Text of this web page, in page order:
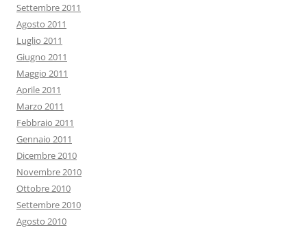
Settembre 2011
Agosto 2011
Luglio 2011
Giugno 2011
Maggio 2011
Aprile 2011
Marzo 2011
Febbraio 2011
Gennaio 2011
Dicembre 2010
Novembre 2010
Ottobre 2010
Settembre 2010
Agosto 2010